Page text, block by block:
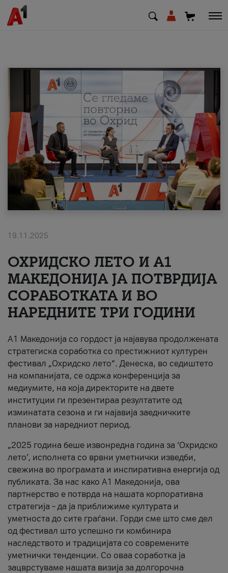
МК SQ
Приватни Деловни
Поддршка
Надополни кредит
#ПодобарОнлајн
19.11.2025
ОХРИДСКО ЛЕТО И A1
МАКЕДОНИЈА ЈА ПОТВРДИЈА
СОРАБОТКАТА И ВО
НАРЕДНИТЕ ТРИ ГОДИНИ
A1 Македонија со гордост ја најавува продолжената
стратегиска соработка со престижниот културен
фестивал „Охридско лето“. Денеска, во седиштето
на компанијата, се одржа конференција за
медиумите, на која директорите на двете
институции ги презентираа резултатите од
изминатата сезона и ги најавија заедничките
планови за наредниот период.
„2025 година беше извонредна година за ‘Охридско
лето’, исполнета со врвни уметнички изведби,
свежина во програмата и инспиративна енергија од
публиката. За нас како A1 Македонија, ова
партнерство е потврда на нашата корпоративна
стратегија – да ја приближиме културата и
уметноста до сите граѓани. Горди сме што сме дел
од фестивал што успешно ги комбинира
наследството и традицијата со современите
уметнички тенденции. Со оваа соработка ја
зацврстуваме нашата визија за долгорочна